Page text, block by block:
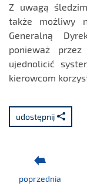
Z uwagą
także możliwy
Generalną
ponieważ
ujednolicić
kierowcom
udostępnij
poprzednia